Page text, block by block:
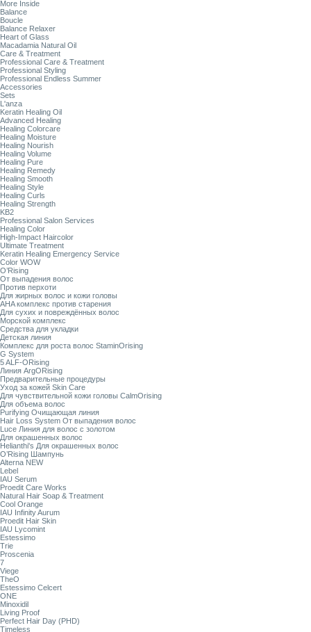
More Inside
Balance
Boucle
Balance Relaxer
Heart of Glass
Macadamia Natural Oil
Care & Treatment
Professional Care & Treatment
Professional Styling
Professional Endless Summer
Accessories
Sets
L'anza
Keratin Healing Oil
Advanced Healing
Healing Colorcare
Healing Moisture
Healing Nourish
Healing Volume
Healing Pure
Healing Remedy
Healing Smooth
Healing Style
Healing Curls
Healing Strength
KB2
Professional Salon Services
Healing Color
High-Impact Haircolor
Ultimate Treatment
Keratin Healing Emergency Service
Color WOW
O’Rising
От выпадения волос
Против перхоти
Для жирных волос и кожи головы
AHA комплекс против старения
Для сухих и повреждённых волос
Морской комплекс
Средства для укладки
Детская линия
Комплекс для роста волос StaminOrising
G System
5 ALF-ORising
Линия ArgORising
Предварительные процедуры
Уход за кожей Skin Care
Для чувствительной кожи головы CalmOrising
Для объема волос
Purifying Очищающая линия
Hair Loss System От выпадения волос
Luce Линия для волос с золотом
Для окрашенных волос
Helianthi's Для окрашенных волос
O’Rising Шампунь
Alterna NEW
Lebel
IAU Serum
Proedit Care Works
Natural Hair Soap & Treatment
Cool Orange
IAU Infinity Aurum
Proedit Hair Skin
IAU Lycomint
Estessimo
Trie
Proscenia
7
Viege
TheO
Estessimo Celcert
ONE
Minoxidil
Living Proof
Perfect Hair Day (PHD)
Timeless